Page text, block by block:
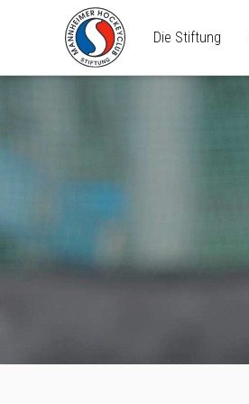
Die Stiftung